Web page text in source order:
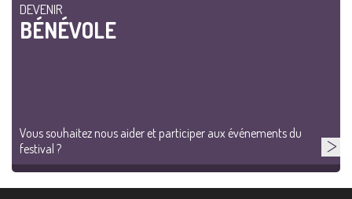
DEVENIR
BÉNÉVOLE
Vous souhaitez nous aider et participer aux événements du
festival ?